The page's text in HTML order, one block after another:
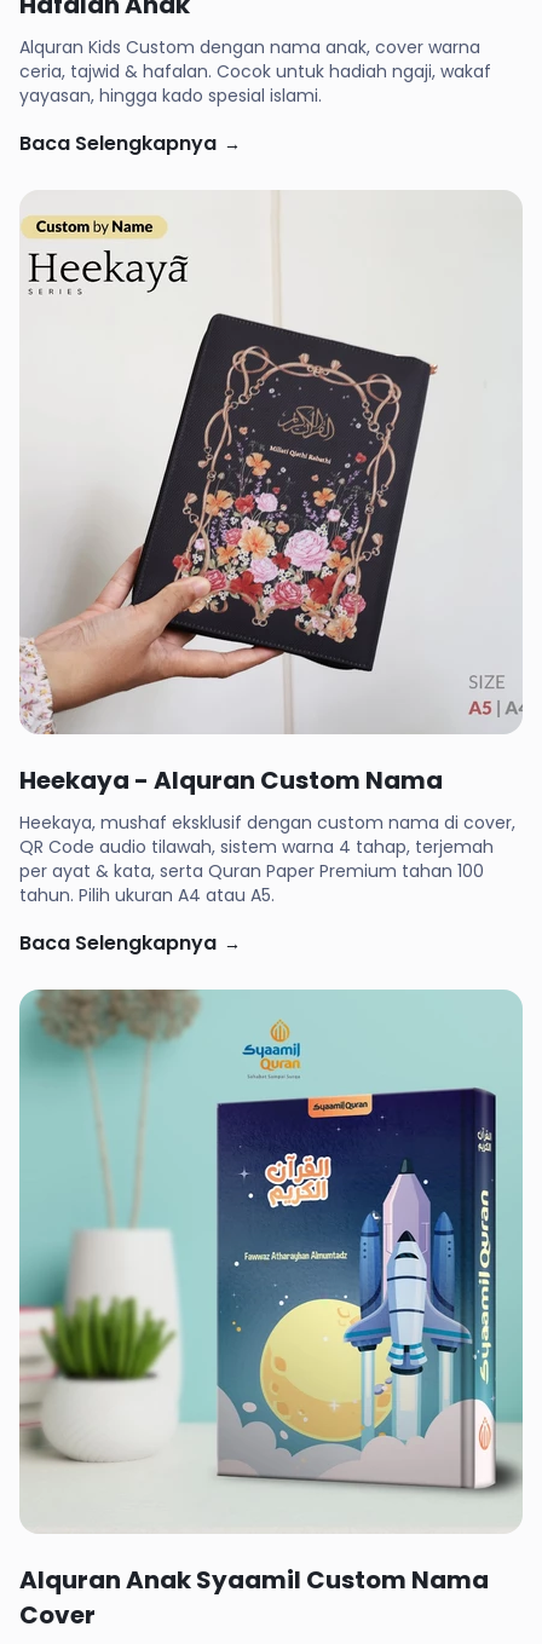
Alquran Kids Custom dengan nama anak, cover warna
ceria, tajwid & hafalan. Cocok untuk hadiah ngaji, wakaf
yayasan, hingga kado spesial islami.
Baca Selengkapnya →
Heekaya - Alquran Custom Nama
Heekaya, mushaf eksklusif dengan custom nama di cover,
QR Code audio tilawah, sistem warna 4 tahap, terjemah
per ayat & kata, serta Quran Paper Premium tahan 100
tahun. Pilih ukuran A4 atau A5.
Baca Selengkapnya →
Alquran Anak Syaamil Custom Nama
Cover